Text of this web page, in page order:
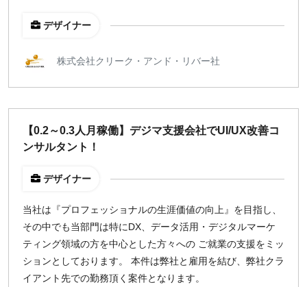
デザイナー
株式会社クリーク・アンド・リバー社
【0.2～0.3人月稼働】デジマ支援会社でUI/UX改善コ
ンサルタント！
デザイナー
当社は『プロフェッショナルの生涯価値の向上』を目指し、
その中でも当部門は特にDX、データ活用・デジタルマーケ
ティング領域の方を中心とした方々への ご就業の支援をミッ
ションとしております。 本件は弊社と雇用を結び、弊社クラ
イアント先での勤務頂く案件となります。